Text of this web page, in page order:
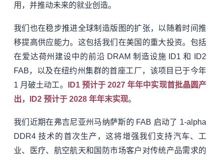
用，并推动未来的就业创造。
我们也在稳步推进全球制造版图的扩张，以随着时间推
移提高供应能力。这包括我们在美国的重大投资。包括
在爱达荷州建设中的前沿 DRAM 制造设施 ID1 和 ID2
FAB，以及在纽约州集群的首座工厂，该项目已于今年
1 月破土动工。
ID1 预计于 2027 年年中实现首批晶圆产
出，ID2 预计于 2028 年年末实现。
我们近期在弗吉尼亚州马纳萨斯的 FAB 启动了 1-alpha
DDR4 技术的首次生产，这将增强我们支持汽车、工
业、医疗、航空航天和国防市场客户对传统产品需求的